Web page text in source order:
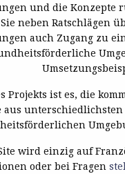
und die Konzepte
neben Ratschlägen
auch Zugang zu
Projekts ist es, die
aus
wird einzig auf
oder bei Fragen